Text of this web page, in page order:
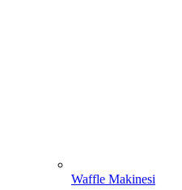
Waffle Makinesi